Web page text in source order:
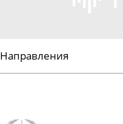
Направления